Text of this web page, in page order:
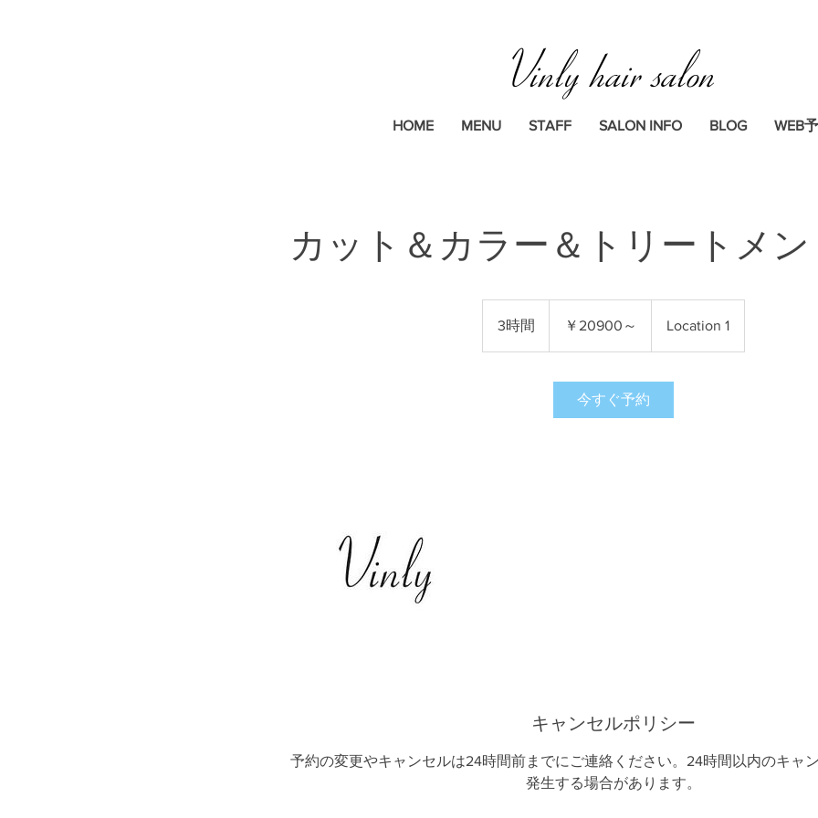
Vinly hair salon
HOME MENU STAFF SALON INFO BLOG WEB
カット＆カラー＆トリートメ
3時間 ￥20900～ Location 1
今すぐ予約
キャンセルポリシー
予約の変更やキャンセルは24時間前までにご連絡ください。24時間以内のキャ
発生する場合があります。